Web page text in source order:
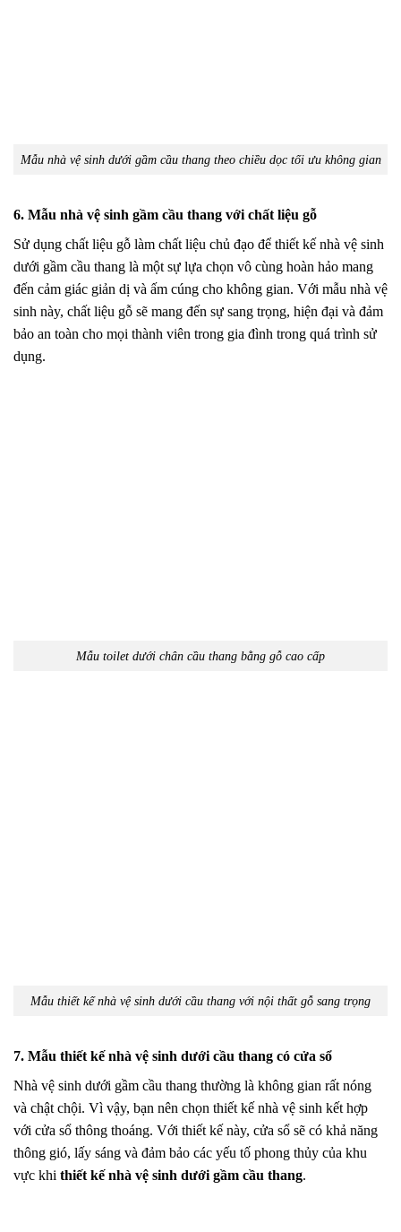
Mẫu nhà vệ sinh dưới gầm cầu thang theo chiều dọc tối ưu không gian
6. Mẫu nhà vệ sinh gầm cầu thang với chất liệu gỗ
Sử dụng chất liệu gỗ làm chất liệu chủ đạo để thiết kế nhà vệ sinh
dưới gầm cầu thang là một sự lựa chọn vô cùng hoàn hảo mang
đến cảm giác giản dị và ấm cúng cho không gian. Với mẫu nhà vệ
sinh này, chất liệu gỗ sẽ mang đến sự sang trọng, hiện đại và đảm
bảo an toàn cho mọi thành viên trong gia đình trong quá trình sử
dụng.
Mẫu toilet dưới chân cầu thang bằng gỗ cao cấp
Mẫu thiết kế nhà vệ sinh dưới cầu thang với nội thất gỗ sang trọng
7. Mẫu thiết kế nhà vệ sinh dưới cầu thang có cửa sổ
Nhà vệ sinh dưới gầm cầu thang thường là không gian rất nóng
và chật chội. Vì vậy, bạn nên chọn thiết kế nhà vệ sinh kết hợp
với cửa sổ thông thoáng. Với thiết kế này, cửa sổ sẽ có khả năng
thông gió, lấy sáng và đảm bảo các yếu tố phong thủy của khu
vực khi thiết kế nhà vệ sinh dưới gầm cầu thang.